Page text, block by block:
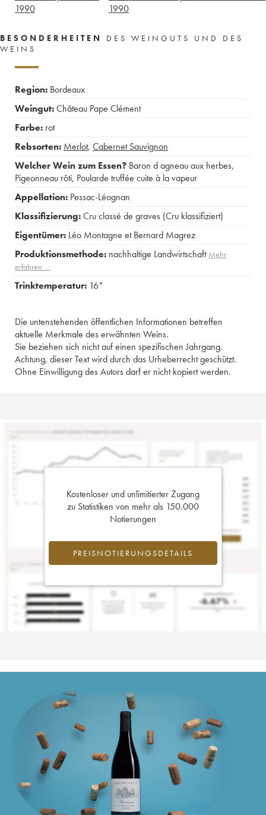
1990
1990
BESONDERHEITEN
DES WEINGUTS UND DES
WEINS
Region: Bordeaux
Weingut:Château Pape Clément
Farbe: rot
Rebsorten: Merlot, Cabernet Sauvignon
Welcher Wein zum Essen? Baron d agneau aux herbes,
Pigeonneau rôti, Poularde truffée cuite à la vapeur
Appellation: Pessac-Léognan
Klassifizierung:Cru classé de graves (Cru klassifiziert)
Eigentümer: Léo Montagne et Bernard Magrez
Produktionsmethode: nachhaltige Landwirtschaft Mehr
erfahren …
Trinktemperatur: 16°
Die untenstehenden öffentlichen Informationen betreffen
aktuelle Merkmale des erwähnten Weins.
Sie beziehen sich nicht auf einen spezifischen Jahrgang.
Achtung, dieser Text wird durch das Urheberrecht geschützt.
Ohne Einwilligung des Autors darf er nicht kopiert werden.
Kostenloser und unlimitierter Zugang
zu Statistiken von mehr als 150.000
Notierungen
PREISNOTIERUNGSDETAILS